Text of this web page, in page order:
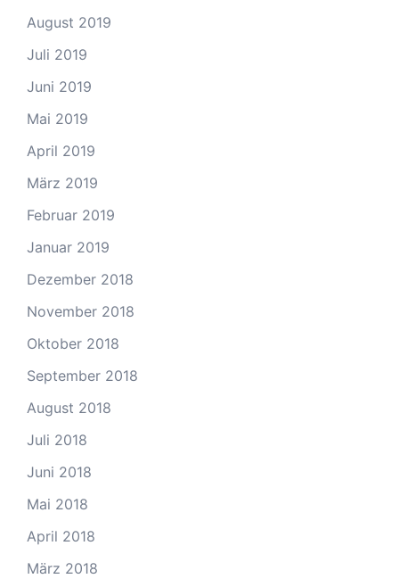
August 2019
Juli 2019
Juni 2019
Mai 2019
April 2019
März 2019
Februar 2019
Januar 2019
Dezember 2018
November 2018
Oktober 2018
September 2018
August 2018
Juli 2018
Juni 2018
Mai 2018
April 2018
März 2018